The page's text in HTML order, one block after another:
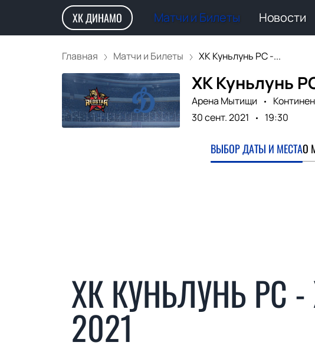
ХК ДИНАМО Матчи и Билеты Новости
Главная Матчи и Билеты ХК Куньлунь РС -...
ХК Куньлунь
Арена Мытищи
30 сент. 2021
19:30
ВЫБОР ДАТЫ И МЕСТАО
ХК КУНЬЛУНЬ РС
2021